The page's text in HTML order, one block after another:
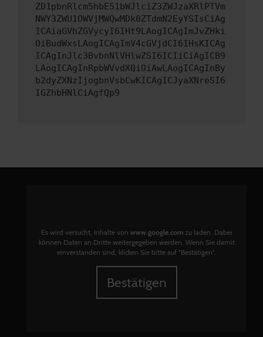
ZD1pbnRlcm5hbE51bWJlciZ3ZWJzaXRlPTVm
NWY3ZWU1OWVjMWQwMDk0ZTdmN2EyYSIsCiAg
ICAiaGVhZGVycyI6IHt9LAogICAgImJvZHki
OiBudWxsLAogICAgImV4cGVjdCI6IHsKICAg
ICAgInJlc3BvbnNlVHlwZSI6ICIiCiAgICB9
LAogICAgInRpbWVvdXQiOiAwLAogICAgInBy
b2dyZXNzIjogbnVsbCwKICAgICJyaXNreSI6
IGZhbHNlCiAgfQp9
Es wird versucht, Inhalte von www.google.comzu laden. Dabei
können Daten an Dritte weitergegeben werden. Wenn Sie damit
einverstanden sind, klicken Sie bitte auf "Bestätigen".
Bestätigen